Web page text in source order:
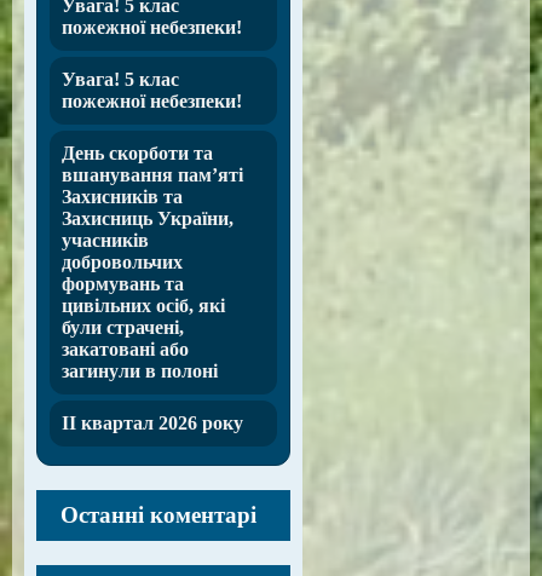
Увага! 5 клас
пожежної небезпеки!
Увага! 5 клас
пожежної небезпеки!
День скорботи та
вшанування пам’яті
Захисників та
Захисниць України,
учасників
добровольчих
формувань та
цивільних осіб, які
були страчені,
закатовані або
загинули в полоні
ІІ квартал 2026 року
Останні коментарі